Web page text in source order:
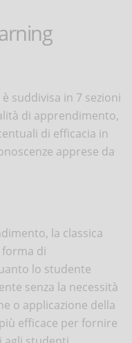
suddivisa in 7 sezioni
di apprendimento,
di efficacia in
apprese da
la classica
di
lo studente
senza la necessità
o applicazione della
efficace per fornire